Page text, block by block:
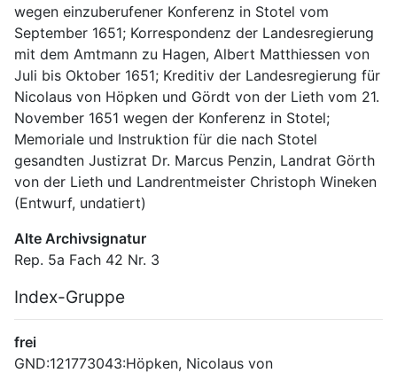
wegen einzuberufener Konferenz in Stotel vom
September 1651; Korrespondenz der Landesregierung
mit dem Amtmann zu Hagen, Albert Matthiessen von
Juli bis Oktober 1651; Kreditiv der Landesregierung für
Nicolaus von Höpken und Gördt von der Lieth vom 21.
November 1651 wegen der Konferenz in Stotel;
Memoriale und Instruktion für die nach Stotel
gesandten Justizrat Dr. Marcus Penzin, Landrat Görth
von der Lieth und Landrentmeister Christoph Wineken
(Entwurf, undatiert)
Alte Archivsignatur
Rep. 5a Fach 42 Nr. 3
Index-Gruppe
frei
GND:121773043:Höpken, Nicolaus von